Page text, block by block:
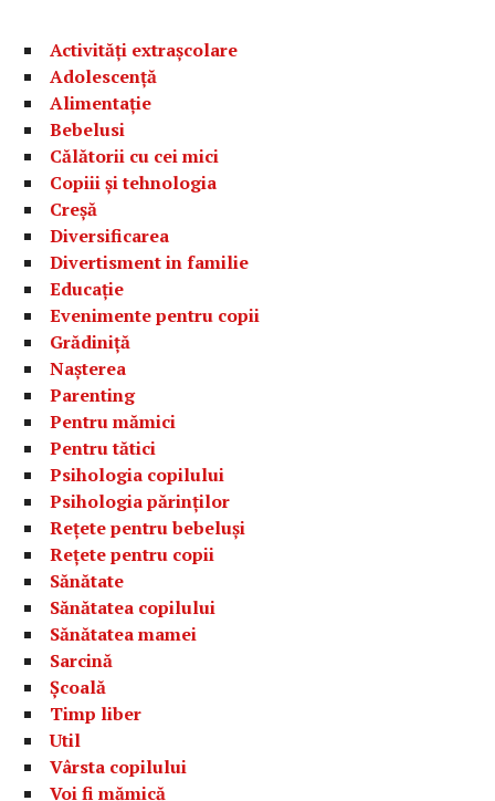
Activități extrașcolare
Adolescență
Alimentație
Bebelusi
Călătorii cu cei mici
Copiii și tehnologia
Creșă
Diversificarea
Divertisment in familie
Educație
Evenimente pentru copii
Grădiniță
Nașterea
Parenting
Pentru mămici
Pentru tătici
Psihologia copilului
Psihologia părinților
Rețete pentru bebeluși
Rețete pentru copii
Sănătate
Sănătatea copilului
Sănătatea mamei
Sarcină
Școală
Timp liber
Util
Vârsta copilului
Voi fi mămică